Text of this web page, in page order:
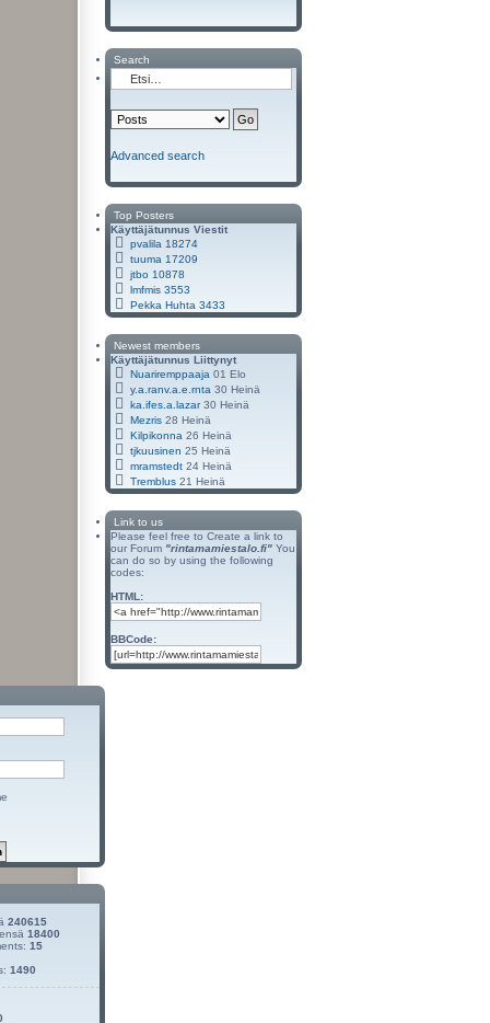
Search
Advanced search
Top Posters
Käyttäjätunnus Viestit
pvalila 18274
tuuma 17209
jtbo 10878
lmfmis 3553
Pekka Huhta 3433
Newest members
Käyttäjätunnus Liittynyt
Nuariremppaaja 01 Elo
y.a.ranv.a.e.rnta 30 Heinä
ka.ifes.a.lazar 30 Heinä
Mezris 28 Heinä
Kilpikonna 26 Heinä
tjkuusinen 25 Heinä
mramstedt 24 Heinä
Tremblus 21 Heinä
Link to us
Please feel free to Create a link to
our Forum "rintamamiestalo.fi" You
can do so by using the following
codes:
HTML:
BBCode:
240615
18400
15
1490